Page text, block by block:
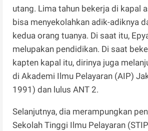
utang. Lima tahun bekerja di kapal
bisa menyekolahkan adik-adiknya
kedua orang tuanya. Di saat itu,
melupakan pendidikan. Di saat
kapten kapal itu, dirinya juga
di Akademi Ilmu Pelayaran (AIP)
1991) dan lulus ANT 2.
Selanjutnya, dia merampungkan
Sekolah Tinggi Ilmu Pelayaran